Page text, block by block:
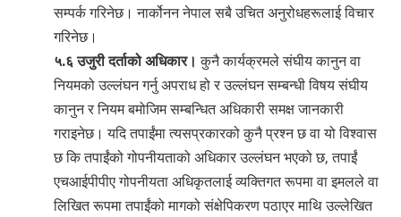
सम्पर्क गरिनेछ। नार्कोनन नेपाल सबै उचित अनुरोधहरूलाई विचार
गरिनेछ।
५.६ उजुरी दर्ताको अधिकार। कुनै कार्यक्रमले संघीय कानुन वा
नियमको उल्लंघन गर्नु अपराध हो र उल्लंघन सम्बन्धी विषय संघीय
कानुन र नियम बमोजिम सम्बन्धित अधिकारी समक्ष जानकारी
गराइनेछ। यदि तपाईंमा त्यसप्रकारको कुनै प्रश्न छ वा यो विश्वास
छ कि तपाईंको गोपनीयताको अधिकार उल्लंघन भएको छ, तपाईं
एचआईपीपीए गोपनीयता अधिकृतलाई व्यक्तिगत रूपमा वा इमलले वा
लिखित रूपमा तपाईंको मागको संक्षेपिकरण पठाएर माथि उल्लेखित